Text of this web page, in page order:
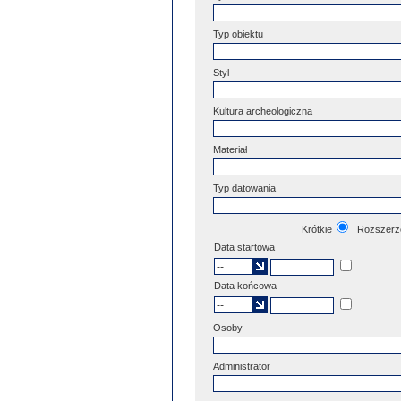
Typ obiektu
Styl
Kultura archeologiczna
Materiał
Typ datowania
Krótkie
Data startowa
Data końcowa
Osoby
Administrator